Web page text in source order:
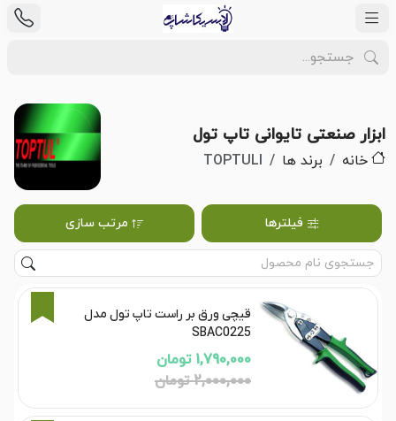
ابزار صنعتی تایوانی تاپ تول
خانه برند ها TOPTULI
فیلترها مرتب سازی
11%
قیچی ورق بر راست تاپ تول مدل
SBAC0225
1,790,000 تومان
2,000,000 تومان